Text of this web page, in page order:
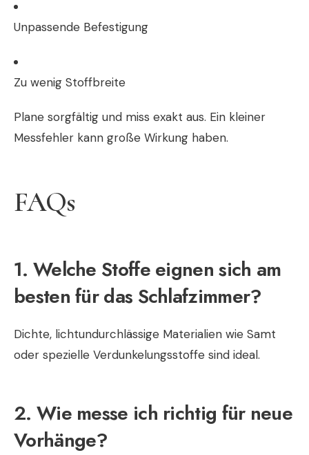
Unpassende Befestigung
Zu wenig Stoffbreite
Plane sorgfältig und miss exakt aus. Ein kleiner
Messfehler kann große Wirkung haben.
FAQs
1. Welche Stoffe eignen sich am
besten für das Schlafzimmer?
Dichte, lichtundurchlässige Materialien wie Samt
oder spezielle Verdunkelungsstoffe sind ideal.
2. Wie messe ich richtig für neue
Vorhänge?